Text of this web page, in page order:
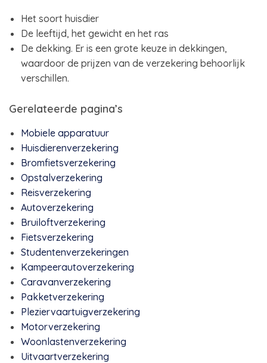
Het soort huisdier
De leeftijd, het gewicht en het ras
De dekking. Er is een grote keuze in dekkingen,
waardoor de prijzen van de verzekering behoorlijk
verschillen.
Gerelateerde pagina’s
Mobiele apparatuur
Huisdierenverzekering
Bromfietsverzekering
Opstalverzekering
Reisverzekering
Autoverzekering
Bruiloftverzekering
Fietsverzekering
Studentenverzekeringen
Kampeerautoverzekering
Caravanverzekering
Pakketverzekering
Pleziervaartuigverzekering
Motorverzekering
Woonlastenverzekering
Uitvaartverzekering